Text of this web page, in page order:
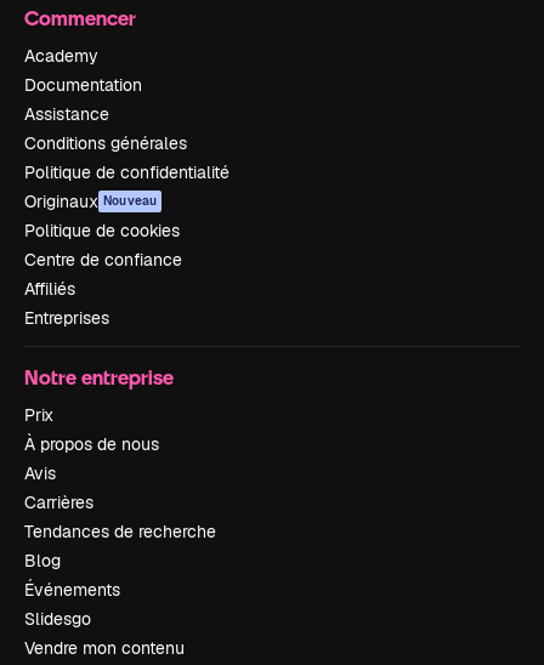
Commencer
Academy
Documentation
Assistance
Conditions générales
Politique de confidentialité
Originaux Nouveau
Politique de cookies
Centre de confiance
Affiliés
Entreprises
Notre entreprise
Prix
À propos de nous
Avis
Carrières
Tendances de recherche
Blog
Événements
Slidesgo
Vendre mon contenu